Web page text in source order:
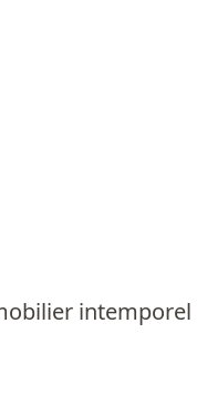
intemporel